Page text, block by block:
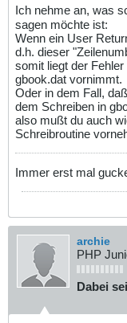
Ich nehme an, was
sagen möchte ist:
Wenn ein User
d.h. dieser
somit liegt der
gbook.dat vornimmt.
Oder in dem Fall,
dem Schreiben in
also mußt du auch
Schreibroutine
Immer erst mal
archie
PHP
Dabei